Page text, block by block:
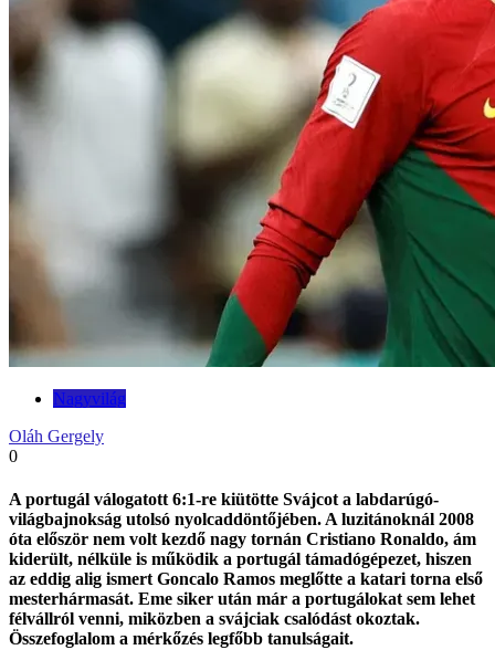
Nagyvilág
Oláh Gergely
0
A portugál válogatott 6:1-re kiütötte Svájcot a labdarúgó-
világbajnokság utolsó nyolcaddöntőjében. A luzitánoknál 2008
óta először nem volt kezdő nagy tornán Cristiano Ronaldo, ám
kiderült, nélküle is működik a portugál támadógépezet, hiszen
az eddig alig ismert Goncalo Ramos meglőtte a katari torna első
mesterhármasát. Eme siker után már a portugálokat sem lehet
félvállról venni, miközben a svájciak csalódást okoztak.
Összefoglalom a mérkőzés legfőbb tanulságait.